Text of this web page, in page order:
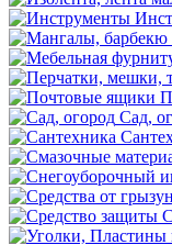
Сад,